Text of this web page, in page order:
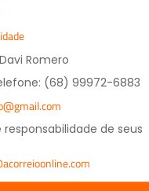
Romero
(68) 99972-6883
de seus